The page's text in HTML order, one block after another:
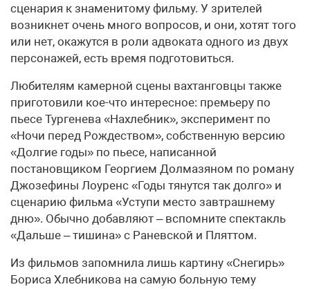
сценария к знаменитому фильму. У зрителей
возникнет очень много вопросов, и они, хотят того
или нет, окажутся в роли адвоката одного из двух
персонажей, есть время подготовиться.
Любителям камерной сцены вахтанговцы также
приготовили кое-что интересное: премьеру по
пьесе Тургенева «Нахлебник», эксперимент по
«Ночи перед Рождеством», собственную версию
«Долгие годы» по пьесе, написанной
постановщиком Георгием Долмазяном по роману
Джозефины Лоуренс «Годы тянутся так долго» и
сценарию фильма «Уступи место завтрашнему
дню». Обычно добавляют – вспомните спектакль
«Дальше – тишина» с Раневской и Пляттом.
Из фильмов запомнила лишь картину «Снегирь»
Бориса Хлебникова на самую больную тему